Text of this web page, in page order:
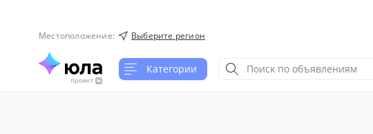
Местоположение: Выберите регион
Категории